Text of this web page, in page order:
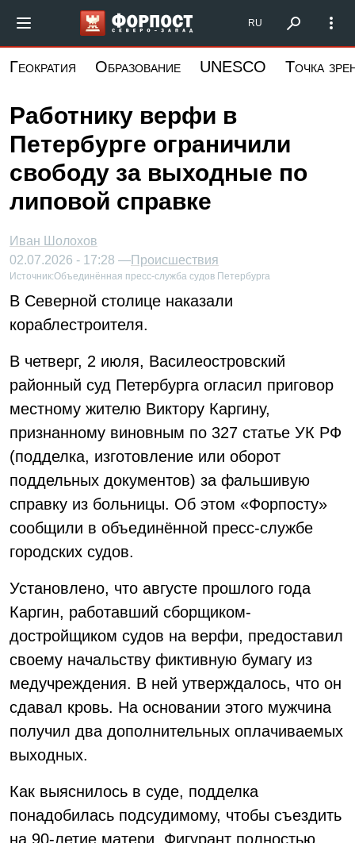
основному
Форпост Северо-Запад
RU
Геократия Образование UNESCO Точка
Работнику верфи в
Петербурге ограничили
свободу за выходные по
липовой справке
Иван Шолохов
02.07.2026 - 17:28 —Происшествия
Источник:Объединённая пресс-служба судов Петербурга
В Северной столице наказали
кораблестроителя.
В четверг, 2 июля, Василеостровский
районный суд Петербурга огласил приговор
местному жителю Виктору Каргину,
признанному виновным по 327 статье УК РФ
(подделка, изготовление или оборот
поддельных документов) за фальшивую
справку из больницы. Об этом «Форпосту»
сообщили в объединённой пресс-службе
городских судов.
Установлено, что августе прошлого года
Каргин, работавший сборщиком-
достройщиком судов на верфи, предоставил
своему начальству фиктивную бумагу из
медучреждения. В ней утверждалось, что он
сдавал кровь. На основании этого мужчина
получил два дополнительных оплачиваемых
выходных.
Как выяснилось в суде, подделка
понадобилась подсудимому, чтобы съездить
на 90-летие матери. Фигурант полностью